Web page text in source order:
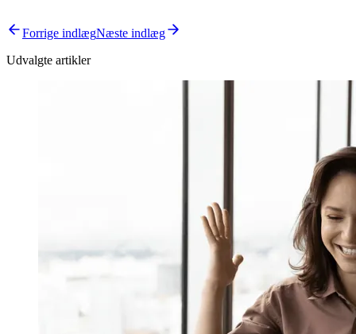
Forrige indlægNæste indlæg
Udvalgte artikler